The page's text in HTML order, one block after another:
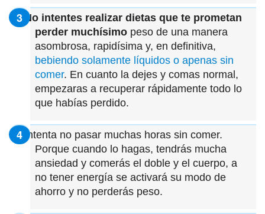
No intentes realizar dietas que te prometan
perder muchísimo peso de una manera
asombrosa, rapidísima y, en definitiva,
bebiendo solamente líquidos o apenas sin
comer. En cuanto la dejes y comas normal,
empezaras a recuperar rápidamente todo lo
que habías perdido.
Intenta no pasar muchas horas sin comer.
Porque cuando lo hagas, tendrás mucha
ansiedad y comerás el doble y el cuerpo, a
no tener energía se activará su modo de
ahorro y no perderás peso.